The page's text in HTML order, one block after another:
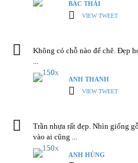
BÁC THÁI
VIEW TWEET
Không có chỗ nào để chê. Đẹp
...
ANH THANH
VIEW TWEET
Trần nhựa rất đẹp. Nhìn giống
vào ai cũng ...
ANH HÙNG